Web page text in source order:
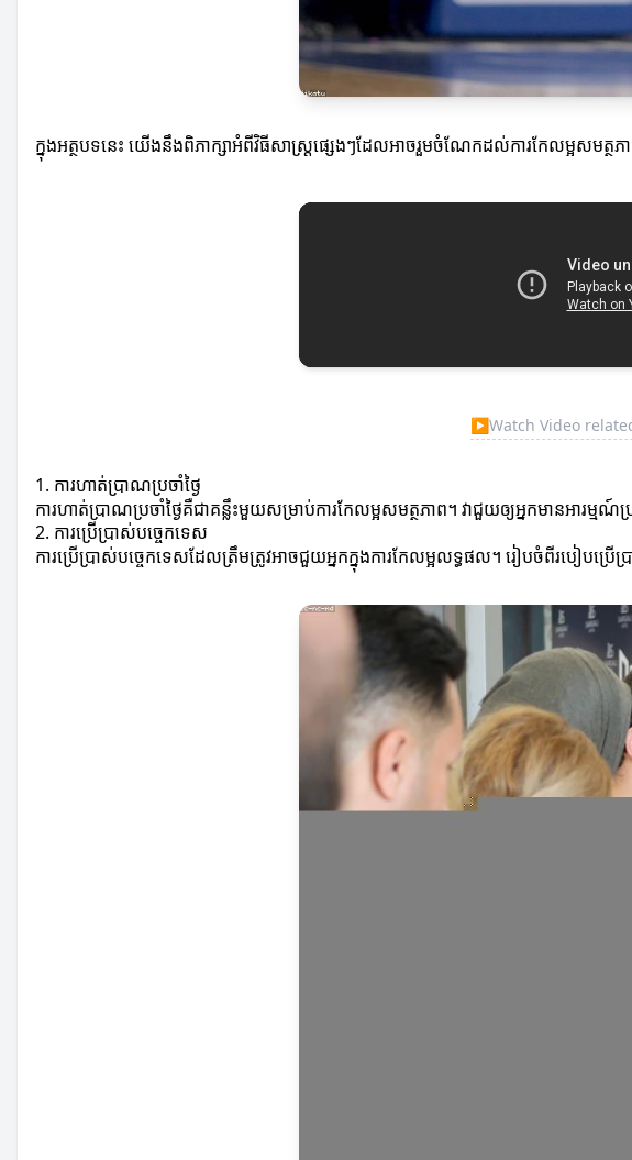
ក្នុងអត្ថបទនេះ យើងនឹងពិភាក្សាអំពីវិធីសាស្ត្រផ្សេងៗដែលអាចរួមចំណែកដល់ការកែលម្អសមត្ថភា
▶Watch Video related
1. ការហាត់ប្រាណប្រចាំថ្ងៃ
ការហាត់ប្រាណប្រចាំថ្ងៃគឺជាគន្លឹះមួយសម្រាប់ការកែលម្អសមត្ថភាព។ វាជួយឲ្យអ្នកមានអារម្
2. ការប្រើប្រាស់បច្ចេកទេស
ការប្រើប្រាស់បច្ចេកទេសដែលត្រឹមត្រូវអាចជួយអ្នកក្នុងការកែលម្អលទ្ធផល។ រៀបចំពីរបៀបប្